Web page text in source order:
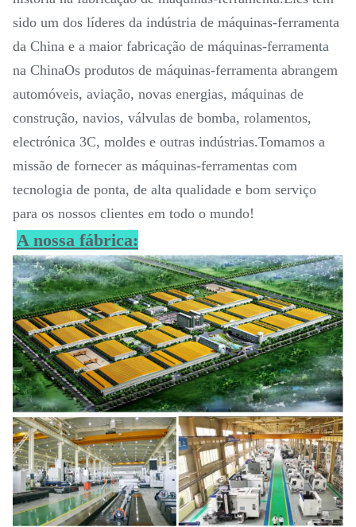
sido um dos líderes da indústria de máquinas-ferramenta
da China e a maior fabricação de máquinas-ferramenta
na ChinaOs produtos de máquinas-ferramenta abrangem
automóveis, aviação, novas energias, máquinas de
construção, navios, válvulas de bomba, rolamentos,
electrónica 3C, moldes e outras indústrias.Tomamos a
missão de fornecer as máquinas-ferramentas com
tecnologia de ponta, de alta qualidade e bom serviço
para os nossos clientes em todo o mundo!
A nossa fábrica: